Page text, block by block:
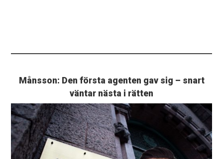
Månsson: Den första agenten gav sig – snart
väntar nästa i rätten